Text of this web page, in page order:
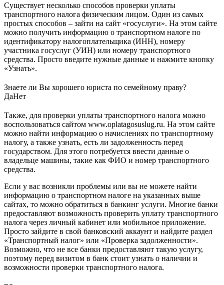
Существует несколько способов проверки уплаты
транспортного налога физическим лицом. Один из самых
простых способов – зайти на сайт «госуслуги». На этом сайте
можно получить информацию о транспортном налоге по
идентификатору налогоплательщика (ИНН), номеру
участника госуслуг (УИН) или номеру транспортного
средства. Просто введите нужные данные и нажмите кнопку
«Узнать».
Знаете ли Вы хорошего юриста по семейному праву?
ДаНет
Также, для проверки уплаты транспортного налога можно
воспользоваться сайтом www.oplatagosuslug.ru. На этом сайте
можно найти информацию о начислениях по транспортному
налогу, а также узнать, есть ли задолженность перед
государством. Для этого потребуется ввести данные о
владельце машины, такие как ФИО и номер транспортного
средства.
Если у вас возникли проблемы или вы не можете найти
информацию о транспортном налоге на указанных выше
сайтах, то можно обратиться в банкинг услуги. Многие банки
предоставляют возможность проверить уплату транспортного
налога через личный кабинет или мобильное приложение.
Просто зайдите в свой банковский аккаунт и найдите раздел
«Транспортный налог» или «Проверка задолженности».
Возможно, что не все банки предоставляют такую услугу,
поэтому перед визитом в банк стоит узнать о наличии и
возможности проверки транспортного налога.